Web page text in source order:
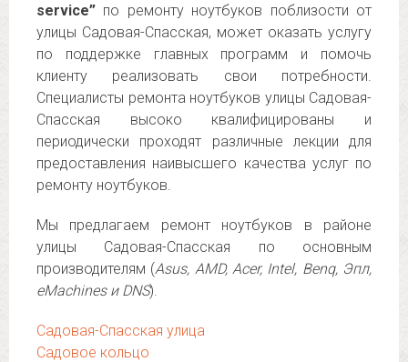
service” по ремонту ноутбуков поблизости от
улицы Садовая-Спасская, может оказать услугу
по поддержке главных программ и помочь
клиенту реализовать свои потребности.
Специалисты ремонта ноутбуков улицы Садовая-
Спасская высоко квалифицированы и
периодически проходят различные лекции для
предоставления наивысшего качества услуг по
ремонту ноутбуков.
Мы предлагаем ремонт ноутбуков в районе
улицы Садовая-Спасская по основным
производителям (Asus, AMD, Acer, Intel, Benq, Эпл,
eMachines и DNS).
Садовая-Спасская улица
Садовое кольцо